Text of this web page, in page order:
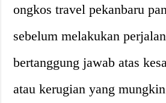
ongkos travel pekanbaru
sebelum melakukan
bertanggung jawab atas
atau kerugian yang